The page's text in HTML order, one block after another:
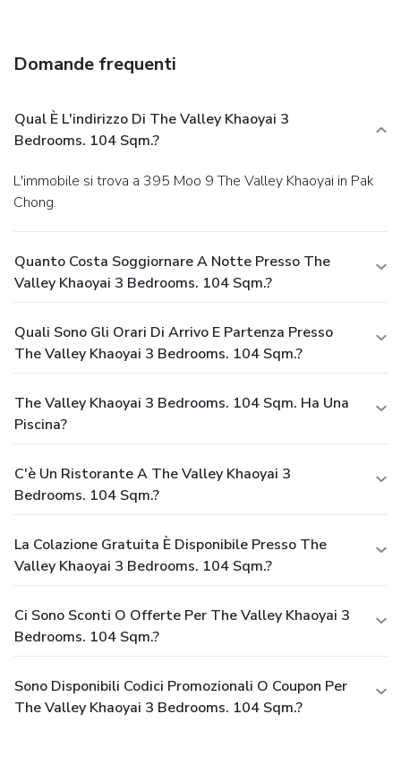
Domande frequenti
Qual È L'indirizzo Di The Valley Khaoyai 3
Bedrooms. 104 Sqm.?
L'immobile si trova a 395 Moo 9 The Valley Khaoyai in Pak
Chong.
Quanto Costa Soggiornare A Notte Presso The
Valley Khaoyai 3 Bedrooms. 104 Sqm.?
Quali Sono Gli Orari Di Arrivo E Partenza Presso
The Valley Khaoyai 3 Bedrooms. 104 Sqm.?
The Valley Khaoyai 3 Bedrooms. 104 Sqm. Ha Una
Piscina?
C'è Un Ristorante A The Valley Khaoyai 3
Bedrooms. 104 Sqm.?
La Colazione Gratuita È Disponibile Presso The
Valley Khaoyai 3 Bedrooms. 104 Sqm.?
Ci Sono Sconti O Offerte Per The Valley Khaoyai 3
Bedrooms. 104 Sqm.?
Sono Disponibili Codici Promozionali O Coupon Per
The Valley Khaoyai 3 Bedrooms. 104 Sqm.?